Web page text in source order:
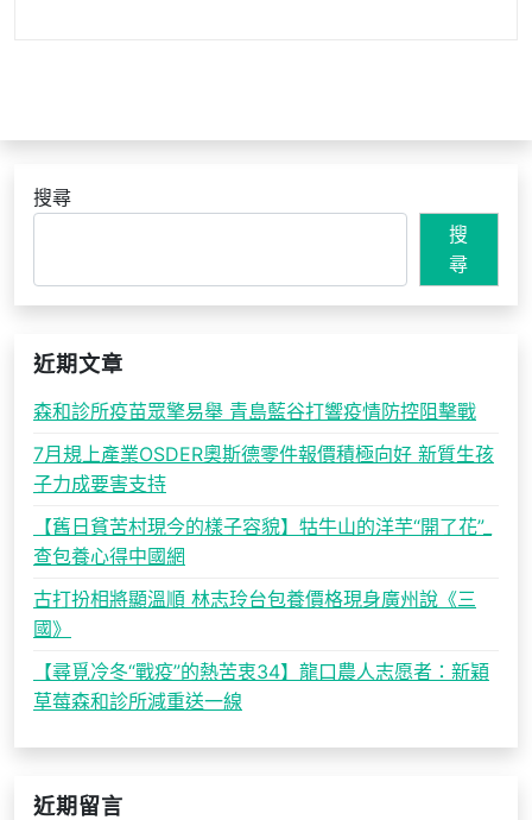
搜尋
搜
尋
近期文章
森和診所疫苗眾擎易舉 青島藍谷打響疫情防控阻擊戰
7月規上產業OSDER奧斯德零件報價積極向好 新質生孩
子力成要害支持
【舊日貧苦村現今的樣子容貌】牯牛山的洋芋“開了花”_
查包養心得中國網
古打扮相將顯溫順 林志玲台包養價格現身廣州說《三
國》
【尋覓冷冬“戰疫”的熱苦衷34】龍口農人志愿者：新穎
草莓森和診所減重送一線
近期留言